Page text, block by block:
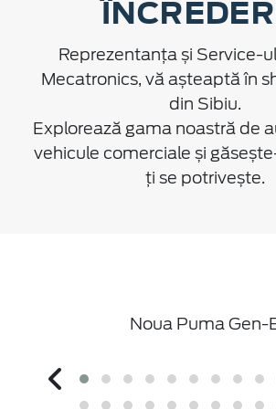
Reprezentanța și Service-
Mecatronics, vă așteaptă în
din Sibiu.
Explorează gama noastră de
vehicule comerciale și
ți se potrivește.
Noua Puma Gen-